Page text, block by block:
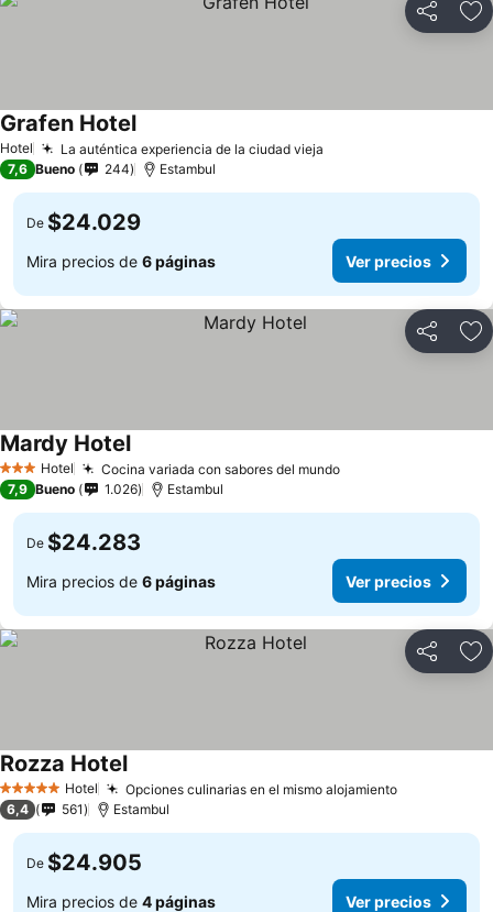
Compartir
Hotel La auténtica experiencia de la ciudad vieja
Grafen Hotel
7,6 Bueno 244 Estambul
De $24.029
Mira precios de 6 páginas Ver precios
Compartir
3 Estrellas
Hotel Cocina variada con sabores del mundo
Mardy Hotel
7,9 Bueno 1.026 Estambul
De $24.283
Mira precios de 6 páginas Ver precios
Compartir
5 Estrellas Hotel Opciones culinarias en el mismo alojamiento
Rozza Hotel
6,4 561 Estambul
De $24.905
Mira precios de 4 páginas Ver precios